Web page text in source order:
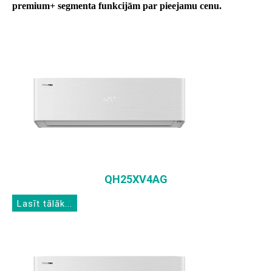
premium+ segmenta funkcijām par pieejamu cenu.
QH25XV4AG
Lasīt tālāk...